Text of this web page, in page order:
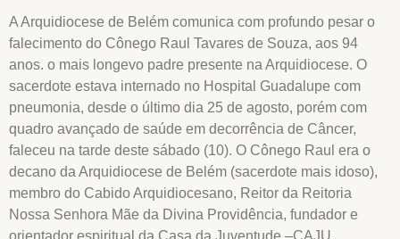
A Arquidiocese de Belém comunica com profundo pesar o
falecimento do Cônego Raul Tavares de Souza, aos 94
anos. o mais longevo padre presente na Arquidiocese. O
sacerdote estava internado no Hospital Guadalupe com
pneumonia, desde o último dia 25 de agosto, porém com
quadro avançado de saúde em decorrência de Câncer,
faleceu na tarde deste sábado (10). O Cônego Raul era o
decano da Arquidiocese de Belém (sacerdote mais idoso),
membro do Cabido Arquidiocesano, Reitor da Reitoria
Nossa Senhora Mãe da Divina Providência, fundador e
orientador espiritual da Casa da Juventude –CAJU.